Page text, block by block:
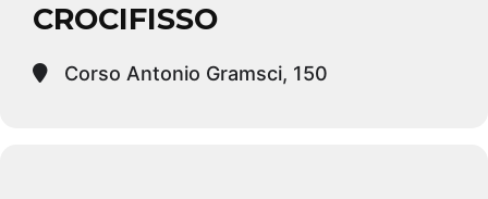
CROCIFISSO
Corso Antonio Gramsci, 150